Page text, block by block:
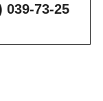
039-73-25